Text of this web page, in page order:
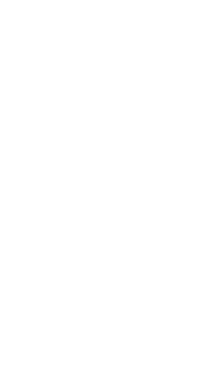
informações acerca dos
Utilizador.
ou ao indicar
de qualquer outra
e condições do
termos e condições do
instalar ou utilizar
aos mesmos e (ii)
ou a nossa
para Clientes.
versões do Contrato
atual do Contrato entre o
e substitui todas as